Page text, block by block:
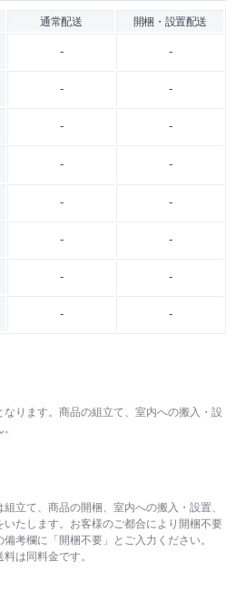
通常配送 開梱・設置配送
- -
- -
- -
- -
- -
- -
- -
- -
ります。商品の組立て、室内への搬入・設
立て、商品の開梱、室内への搬入・設置、
いたします。お客様のご都合により開梱不要
考欄に「開梱不要」とご入力ください。
は同料金です。